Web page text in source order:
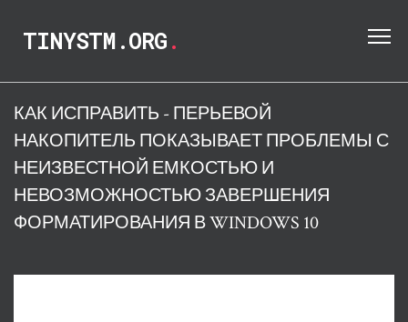
TINYSTM.ORG.
КАК ИСПРАВИТЬ - ПЕРЬЕВОЙ
НАКОПИТЕЛЬ ПОКАЗЫВАЕТ ПРОБЛЕМЫ С
НЕИЗВЕСТНОЙ ЕМКОСТЬЮ И
НЕВОЗМОЖНОСТЬЮ ЗАВЕРШЕНИЯ
ФОРМАТИРОВАНИЯ В WINDOWS 10